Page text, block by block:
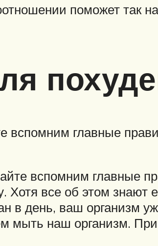
поможет так
главные
вспомним главные
все об этом знают
в день, ваш организм
мыть наш организм.